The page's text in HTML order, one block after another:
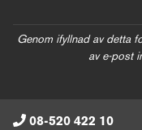
Genom ifyllnad av detta
av e-post
08-520 422 10